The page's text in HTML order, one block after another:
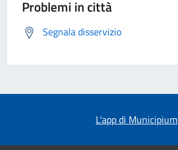
Problemi in città
Segnala disservizio
L'app di Municipium